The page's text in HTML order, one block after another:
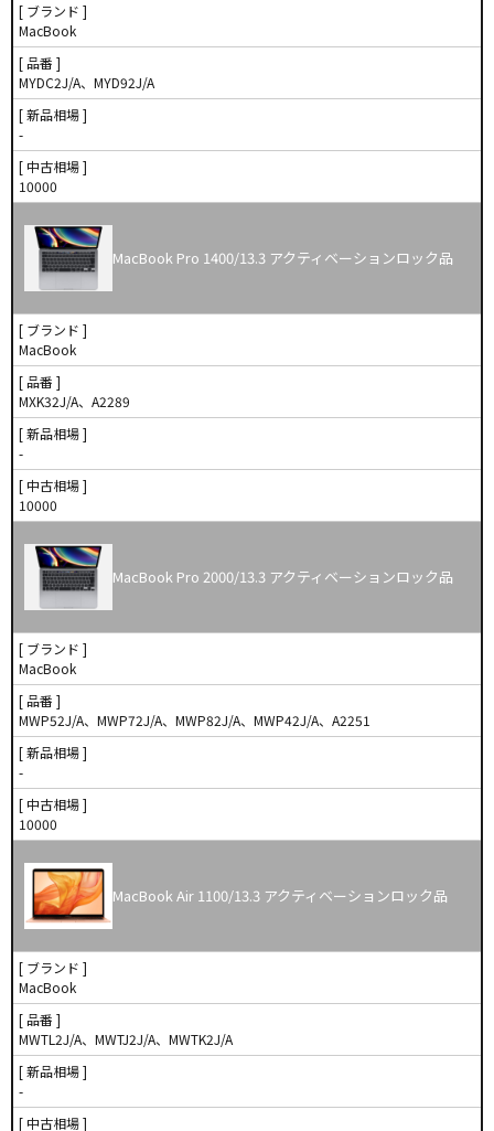
[ ブランド ]
MacBook
[ 品番 ]
MYDC2J/A、MYD92J/A
[ 新品相場 ]
-
[ 中古相場 ]
10000
MacBook Pro 1400/13.3 アクティベーションロック品
[ ブランド ]
MacBook
[ 品番 ]
MXK32J/A、A2289
[ 新品相場 ]
-
[ 中古相場 ]
10000
MacBook Pro 2000/13.3 アクティベーションロック品
[ ブランド ]
MacBook
[ 品番 ]
MWP52J/A、MWP72J/A、MWP82J/A、MWP42J/A、A2251
[ 新品相場 ]
-
[ 中古相場 ]
10000
MacBook Air 1100/13.3 アクティベーションロック品
[ ブランド ]
MacBook
[ 品番 ]
MWTL2J/A、MWTJ2J/A、MWTK2J/A
[ 新品相場 ]
-
[ 中古相場 ]